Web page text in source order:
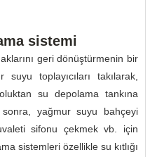
sistemi
geri dönüştürmenin bir
toplayıcıları takılarak,
su depolama tankına
yağmur suyu bahçeyi
sifonu çekmek vb. için
sistemleri özellikle su kıtlığı